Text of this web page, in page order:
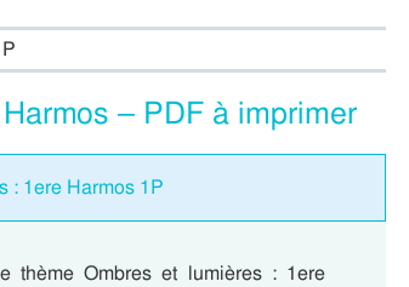
– PDF à imprimer
: 1ere Harmos 1P
thème Ombres et lumières : 1ere